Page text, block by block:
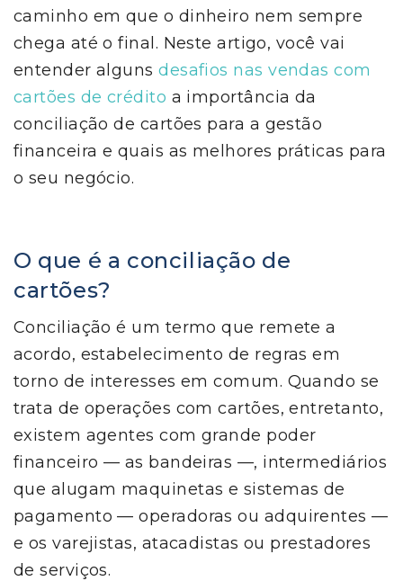
caminho em que o dinheiro nem sempre
chega até o final. Neste artigo, você vai
entender algunsdesafios nas vendas com
cartões de crédito a importância da
conciliação de cartões para a gestão
financeira e quais as melhores práticas para
o seu negócio.
O que é a conciliação de
cartões?
Conciliação é um termo que remete a
acordo, estabelecimento de regras em
torno de interesses em comum. Quando se
trata de operações com cartões, entretanto,
existem agentes com grande poder
financeiro — as bandeiras —, intermediários
que alugam maquinetas e sistemas de
pagamento — operadoras ou adquirentes —
e os varejistas, atacadistas ou prestadores
de serviços.